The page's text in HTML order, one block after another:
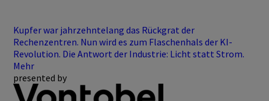
Kupfer war jahrzehntelang das Rückgrat der
Rechenzentren. Nun wird es zum Flaschenhals der KI-
Revolution. Die Antwort der Industrie: Licht statt Strom.
Mehr
presented by